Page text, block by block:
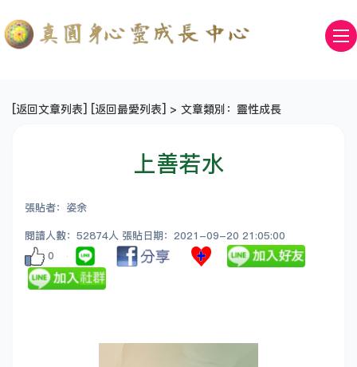
[返回文章列表] [返回最愛列表] > 文章類別：靈性成長
上善若水
張貼者：姿余
閱讀人數：52874人 張貼日期：2021-09-20 21:05:00
0